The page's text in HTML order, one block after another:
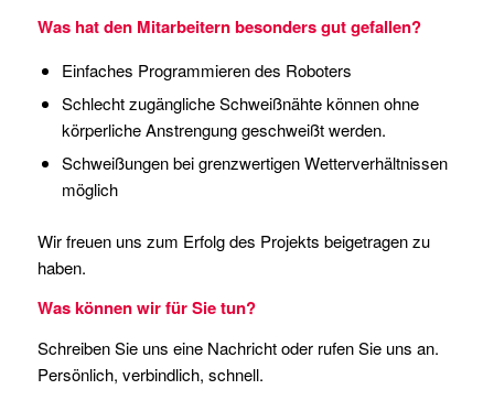
Was hat den Mitarbeitern besonders gut gefallen?
Einfaches Programmieren des Roboters
Schlecht zugängliche Schweißnähte können ohne
körperliche Anstrengung geschweißt werden.
Schweißungen bei grenzwertigen Wetterverhältnissen
möglich
Wir freuen uns zum Erfolg des Projekts beigetragen zu
haben.
Was können wir für Sie tun?
Schreiben Sie uns eine Nachricht oder rufen Sie uns an.
Persönlich, verbindlich, schnell.